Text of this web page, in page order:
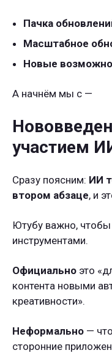
Пачка
Масштабное
Новые
А начнём мы с —
участием
Сразу поясним: ИИ
втором абзаце, и
Ютубу важно,
инструментами.
Официально это
контента новыми
креативности».
Неформально —
сторонние